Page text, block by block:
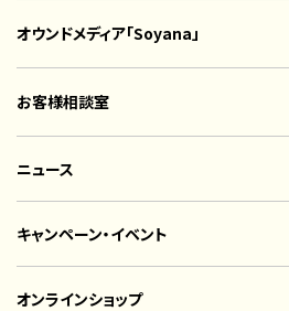
オウンドメディア「Soyana」
お客様相談室
ニュース
キャンペーン・イベント
オンラインショップ